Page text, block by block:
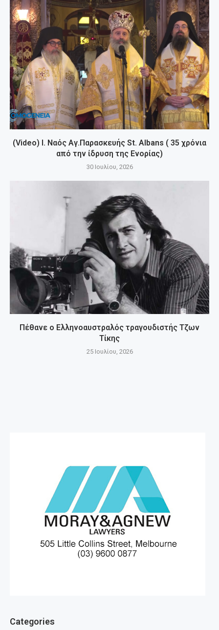
(Video) Ι. Ναός Αγ.Παρασκευής St. Albans ( 35 χρόνια
από την ίδρυση της Ενορίας)
30 Ιουλίου, 2026
Πέθανε ο Ελληνοαυστραλός τραγουδιστής Τζων
Τίκης
25 Ιουλίου, 2026
Categories